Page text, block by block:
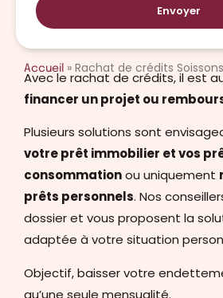
Accueil » Rachat de crédits Soissons
Avec le rachat de crédits, il est
financer un projet ou
Plusieurs solutions sont
votre prêt immobilier et vos
consommationou uniquement
prêts personnels. Nos
dossier et vous proposent la
adaptée à votre situation
Objectif, baisser votre
qu’une seule mensualité.
Envoyer